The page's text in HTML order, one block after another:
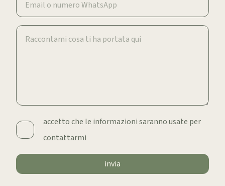
accetto che le informazioni saranno usate per
contattarmi
invia